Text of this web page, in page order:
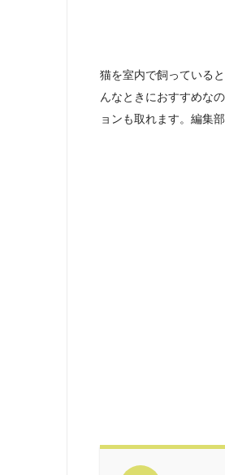
猫を室内で飼っている
んなときにおすすめな
ョンも取れます。編集